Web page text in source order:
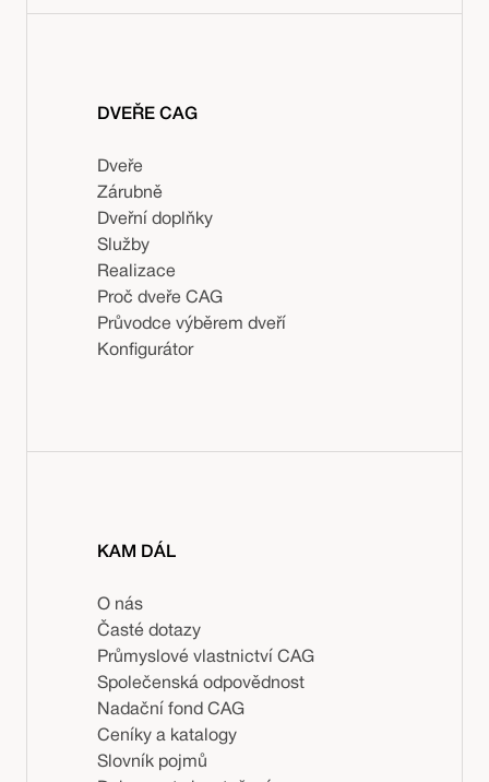
DVEŘE CAG
Dveře
Zárubně
Dveřní doplňky
Služby
Realizace
Proč dveře CAG
Průvodce výběrem dveří
Konfigurátor
KAM DÁL
O nás
Časté dotazy
Průmyslové vlastnictví CAG
Společenská odpovědnost
Nadační fond CAG
Ceníky a katalogy
Slovník pojmů